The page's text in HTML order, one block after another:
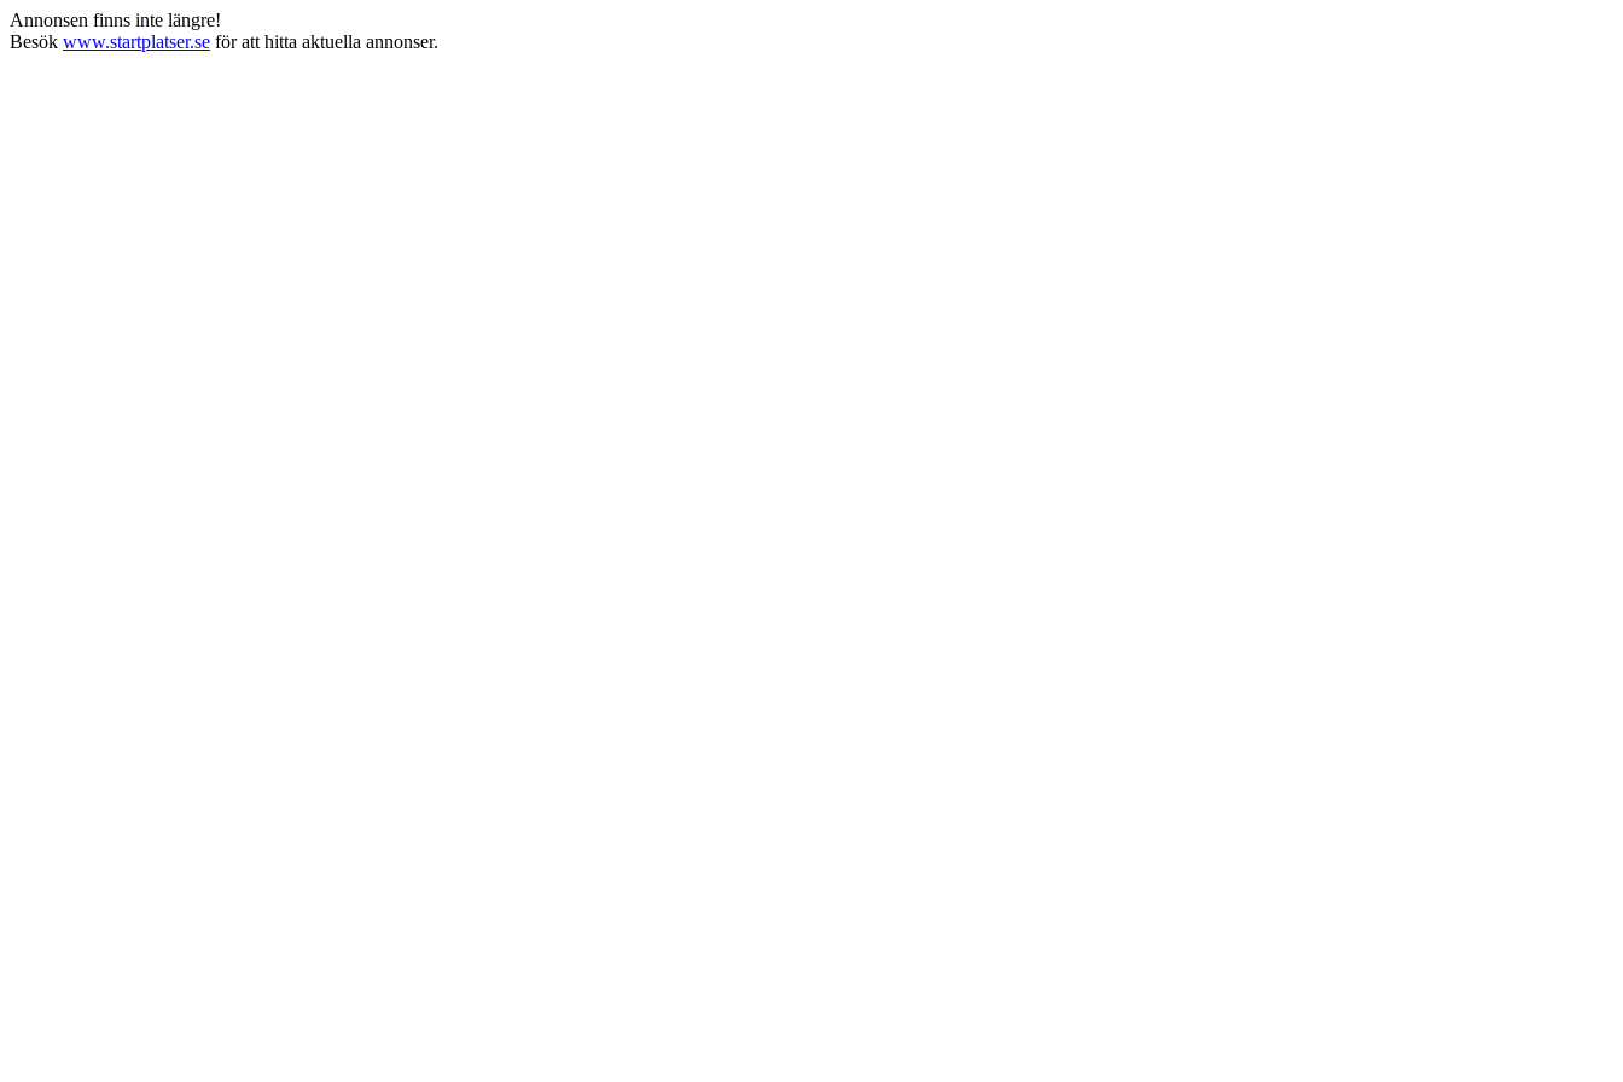
Annonsen finns inte längre!
Besök www.startplatser.se för att hitta aktuella annonser.